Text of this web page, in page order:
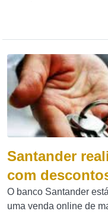
Santander
com
O banco Santander
uma venda online de